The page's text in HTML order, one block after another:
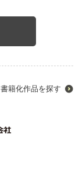
書籍化作品を探す